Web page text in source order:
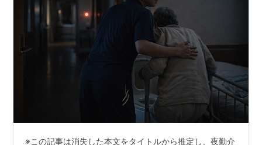
※この記事は消失した本文をタイトルから推定し、夜勤介